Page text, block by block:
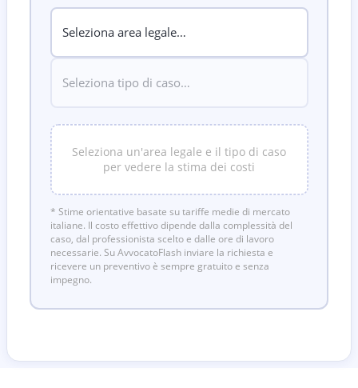
Seleziona un'area legale e il tipo di caso
per vedere la stima dei costi
* Stime orientative basate su tariffe medie di mercato
italiane. Il costo effettivo dipende dalla complessità del
caso, dal professionista scelto e dalle ore di lavoro
necessarie. Su AvvocatoFlash inviare la richiesta e
ricevere un preventivo è sempre gratuito e senza
impegno.